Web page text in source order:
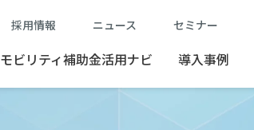
採用情報 ニュース セミナー
モビリティ補助金活用ナビ 導入事例